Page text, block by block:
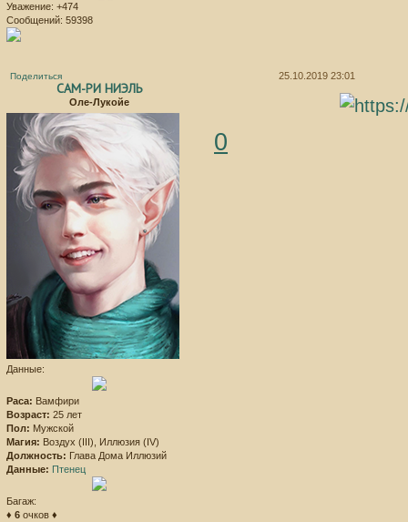
Уважение: +474
Сообщений: 59398
Поделиться 25.10.2019 23:01
САМ-РИ НИЭЛЬ
Оле-Лукойе
Данные:
Раса: Вамфири
Возраст: 25 лет
Пол: Мужской
Магия: Воздух (III), Иллюзия (IV)
Должность: Глава Дома Иллюзий
Данные: Птенец
Багаж:
♦ 6 очков ♦
0